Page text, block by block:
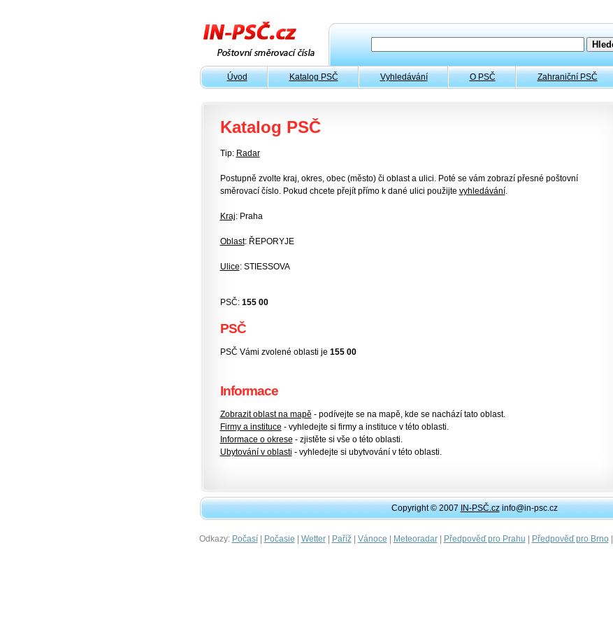
Úvod Katalog PSČ Vyhledávání O PSČ Zahraniční PSČ
Katalog PSČ
Tip: Radar
Postupně zvolte kraj, okres, obec (město) či oblast a ulici. Poté se vám zobrazí přesné poštovní
směrovací číslo. Pokud chcete přejít přímo k dané ulici použijte vyhledávání.
Kraj: Praha
Oblast: ŘEPORYJE
Ulice: STIESSOVA
PSČ: 155 00
PSČ
PSČ Vámi zvolené oblasti je 155 00
Informace
Zobrazit oblast na mapě - podívejte se na mapě, kde se nachází tato oblast.
Firmy a instituce - vyhledejte si firmy a instituce v této oblasti.
Informace o okrese - zjistěte si vše o této oblasti.
Ubytování v oblasti - vyhledejte si ubytvování v této oblasti.
Copyright © 2007IN-PSČ.czinfo@in-psc.cz
Odkazy: Počasí| Počasie | Wetter| Paříž| Vánoce | Meteoradar| Předpověď pro Prahu | Předpověď pro Brno|